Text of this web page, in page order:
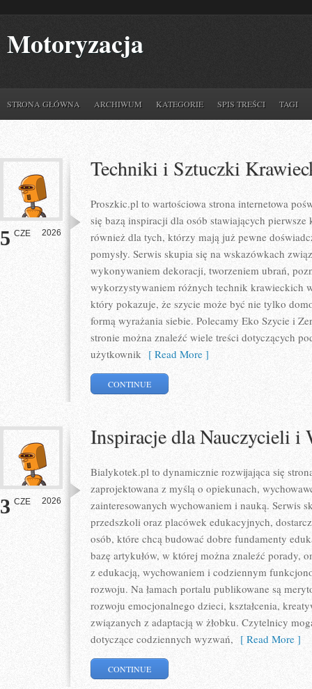
Motoryzacja
STRONA GŁÓWNA ARCHIWUM KATEGORIE SPIS TREŚCI TAGI
5 CZE 2026
Techniki i Sztuczki
Proszkic.pl to wartościowa strona internetowa
się bazą inspiracji dla osób stawiających
również dla tych, którzy mają już pewne
pomysły. Serwis skupia się na wskazówkach
wykonywaniem dekoracji, tworzeniem ubrań,
wykorzystywaniem różnych technik krawieckich
który pokazuje, że szycie może być nie tylko
formą wyrażania siebie. Polecamy Eko Szycie i
stronie można znaleźć wiele treści dotyczących
użytkownik [ Read More ]
CONTINUE
3 CZE 2026
Inspiracje dla Nauczycieli i
Bialykotek.pl to dynamicznie rozwijająca się
zaprojektowana z myślą o opiekunach,
zainteresowanych wychowaniem i nauką. Serwis
przedszkoli oraz placówek edukacyjnych,
osób, które chcą budować dobre fundamenty
bazę artykułów, w której można znaleźć porady,
z edukacją, wychowaniem i codziennym
rozwoju. Na łamach portalu publikowane są
rozwoju emocjonalnego dzieci, kształcenia,
związanych z adaptacją w żłobku. Czytelnicy
dotyczące codziennych wyzwań, [ Read More ]
CONTINUE